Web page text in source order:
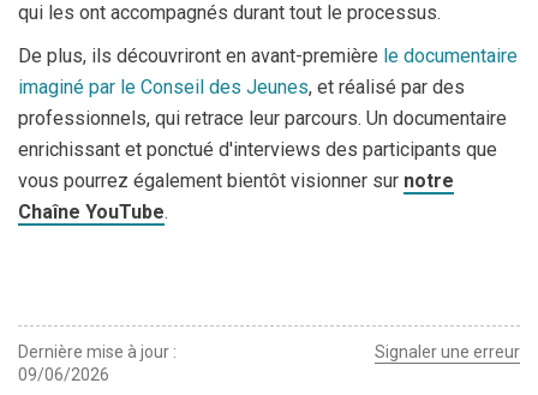
qui les ont accompagnés durant tout le processus.
De plus, ils découvriront en avant-première le documentaire
imaginé par le Conseil des Jeunes, et réalisé par des
professionnels, qui retrace leur parcours. Un documentaire
enrichissant et ponctué d'interviews des participants que
vous pourrez également bientôt visionner sur notre
Chaîne YouTube.
Dernière mise à jour
09/06/2026
Signaler une erreur